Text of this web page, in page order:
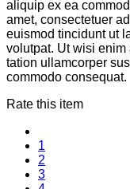
aliquip ex ea
amet, consectetuer
euismod tincidunt ut
volutpat. Ut wisi
tation ullamcorper
commodo consequat.
Rate this item
1
2
3